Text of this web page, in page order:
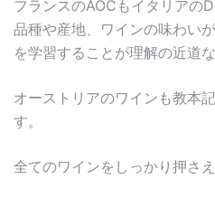
フランスのAOCもイタリアの
品種や産地、ワインの味わい
を学習することが理解の近道な
オーストリアのワインも教本
す。
全てのワインをしっかり押さ